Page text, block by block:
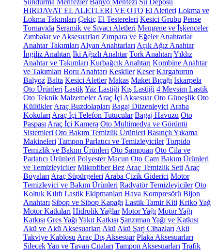
Sundurma Menfezler Banyo Menfezi Su Deposu
HIRDAVAT EL ALETLERİ VE OTO El Aletleri Lokma ve
Lokma Takımları Çekiç El Testereleri Kesici Grubu Pense
Tornavida Seramik ve Sıvacı Aletleri Mengene ve İşkenceler
Zımbalar ve Aksesuarları Zımpara ve Eğeler Anahtarlar
Anahtar Takımları Alyan Anahtarları Açık Ağız Anahtar
İngiliz Anahtarı İki Ağızlı Anahtar Tork Anahtarı Yıldız
Anahtar ve Takımları Kurbağcık Anahtarı Kombine Anahtar
ve Takımları Boru Anahtarı Keskiler Keser Kargaburun
Balyoz Balta Kesici Aletler Makas Maket Bıçağı Iskarpela
Oto Ürünleri LastikYaz Lastiği Kış Lastiği 4 Mevsim Lastik
Oto Teknik Malzemeler Araç İçi Aksesuar Oto Güneşlik Oto
Küllükler Araç Buzdolapları Bagaj Düzenleyici Araba
Kokuları Araç İçi Telefon Tutucular Bagaj Havuzu Oto
Paspası Araç İçi Kamera Oto Multimedya ve Görüntü
Sistemleri Oto Bakım Temizlik Ürünleri Basınçlı Yıkama
Makineleri Tampon Parlatıcı ve Temizleyiciler Torpido
Temizlik ve Bakım Ürünleri Oto Şampuan Oto Cila ve
Parlatıcı Ürünleri Polyester Macun Oto Cam Bakım Ürünleri
ve Temizleyiciler Mikrofiber Bez Araç Temizlik Seti Araç
Boyaları Araç Süpürgeleri Araba Çizik Giderici Motor
Temizleyici ve Bakım Ürünleri Radyatör Temizleyiciler Oto
Koltuk Kılıfı Lastik Ekipmanları Hava Kompresörü Bijon
Anahtarı Sibop ve Sibop Kapağı Lastik Tamir Kiti KrikoYağ
Motor Katkıları Hidrolik Yağlar Motor Yağı Motor Yağı
Katkısı Gres Yağı Yakıt Katkısı Şanzıman Yağı ve Katkısı
Akü ve Akü Aksesuarları Akü Akü Şarj Cihazları Akü
Takviye Kablosu Araç Dış Aksesuar Plaka Aksesuarları
SilecekYan ve Tavan Çıtaları Tampon Aksesuarları Trafik